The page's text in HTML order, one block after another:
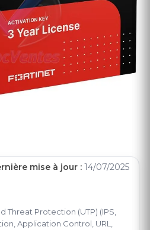
Threat Protection (UTP) (IPS,
Application Control, URL,
mise à jour : 14/07/2025